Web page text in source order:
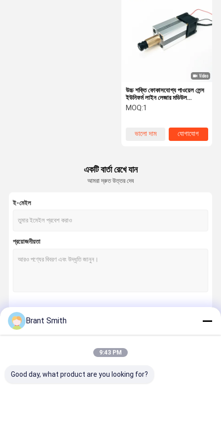
উচ্চ শক্তি ফোকাসযোগ্য পাওয়েল লেন্স
ইউনিফর্ম লাইন লেজার মডিউল
405nm 450nm 520nm
635nm 660nm 1W - 10W
MOQ:1
ভালো দাম যোগাযোগ
একটি বার্তা রেখে যান
আমরা দ্রুত উত্তর দেব
ই-মেইল
প্রয়োজনীয়তা
Brant Smith
9:43 PM
Good day, what product are you looking for?